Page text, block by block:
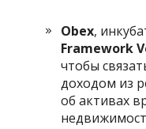
Obex,
Framework
чтобы
доходом из
об активах